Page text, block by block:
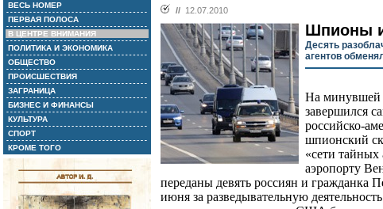
ВЕСЬ НОМЕР
ПЕРВАЯ ПОЛОСА
В ЦЕНТРЕ ВНИМАНИЯ
ПОЛИТИКА И ЭКОНОМИКА
ОБЩЕСТВО
ПРОИСШЕСТВИЯ
ЗАГРАНИЦА
БИЗНЕС И ФИНАНСЫ
КУЛЬТУРА
СПОРТ
КРОМЕ ТОГО
// 12.07.2010
Шпионы
Десять
агентов
На минувшей
завершился
российско-
шпионский
«сети
аэропорту
переданы девять россиян и гражданка
июня за разведывательную